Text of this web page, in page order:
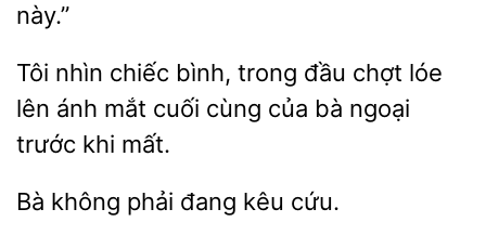
này.”
Tôi nhìn chiếc bình, trong
chợt lóe
lên ánh
cuối
của bà ngoại
trước khi mất.
không phải kêu